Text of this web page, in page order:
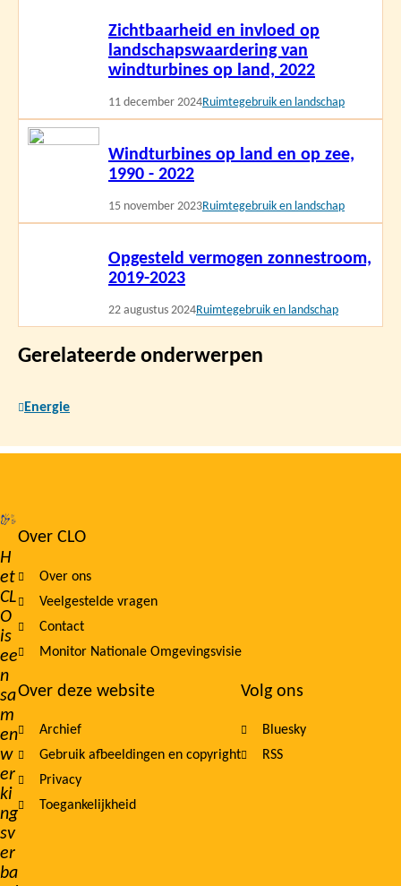
Zichtbaarheid en invloed op
landschapswaardering van
windturbines op land, 2022
11 december 2024Ruimtegebruik en landschap
Windturbines op land en op zee,
1990 - 2022
15 november 2023Ruimtegebruik en landschap
Lees
Opgesteld vermogen zonnestroom,
2019-2023
22 augustus 2024Ruimtegebruik en landschap
Gerelateerde onderwerpen
Energie
H
et
CL
O
is
ee
n
sa
m
en
w
er
ki
ng
sv
er
ba
Footer
navigation
Over CLO
Over ons
Veelgestelde vragen
Contact
Monitor Nationale Omgevingsvisie
Over deze website
Archief
Gebruik afbeeldingen en copyright
Privacy
Toegankelijkheid
Volg ons
Bluesky
RSS